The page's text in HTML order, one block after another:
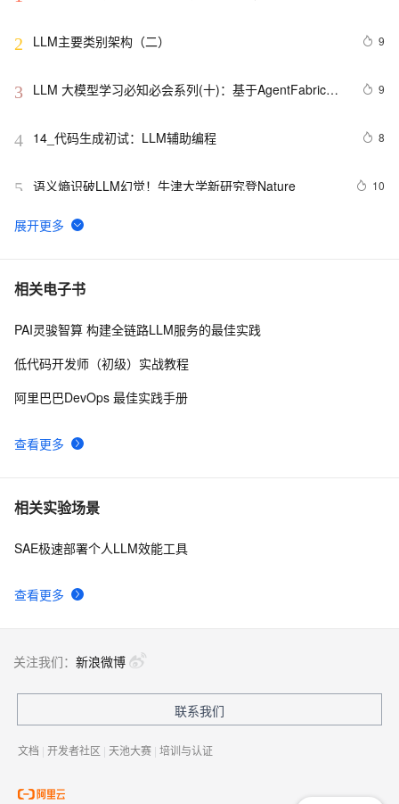
2 LLM主要类别架构（二） 9
3
LLM 大模型学习必知必会系列(十)：基于AgentFabric实
9
4 14_代码生成初试：LLM辅助编程 8
5 语义熵识破LLM幻觉！牛津大学新研究登Nature 10
6 ORCA：基于持续批处理的LLM推理性能优化技术详解
7 LLM的测试工具：LaVague平替成国内大模型
8 AIGC如何借AI Agent落地？TARS-RPA-Agent破解RPA
相关电子书
查看更多
PAI灵骏智算 构建全链路LLM服务的最佳实践
低代码开发师（初级）实战教程
阿里巴巴DevOps 最佳实践手册
相关实验场景
查看更多
SAE极速部署个人LLM效能工具
关注我们： 新浪微博
联系我们
文档 | 开发者社区 | 天池大赛 | 培训与认证